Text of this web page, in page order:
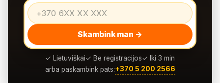
Skambink man →
✓ Lietuviškai✓ Be registracijos✓ Iki 3 min
arba paskambink pats:+370 5 200 2566